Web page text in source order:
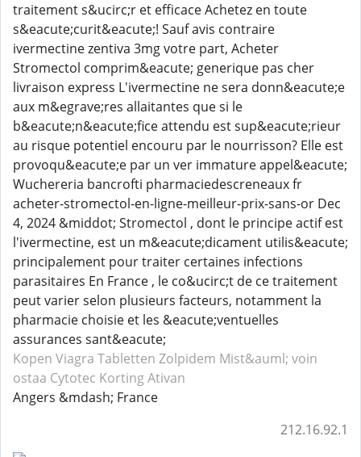
traitement s&ucirc;r et efficace Achetez en toute
s&eacute;curit&eacute;! Sauf avis contraire
ivermectine zentiva 3mg votre part, Acheter
Stromectol comprim&eacute; generique pas cher
livraison express L'ivermectine ne sera donn&eacute;e
aux m&egrave;res allaitantes que si le
b&eacute;n&eacute;fice attendu est sup&eacute;rieur
au risque potentiel encouru par le nourrisson? Elle est
provoqu&eacute;e par un ver immature appel&eacute;
Wuchereria bancrofti pharmaciedescreneaux fr
acheter-stromectol-en-ligne-meilleur-prix-sans-or Dec
4, 2024 &middot; Stromectol , dont le principe actif est
l'ivermectine, est un m&eacute;dicament utilis&eacute;
principalement pour traiter certaines infections
parasitaires En France , le co&ucirc;t de ce traitement
peut varier selon plusieurs facteurs, notamment la
pharmacie choisie et les &eacute;ventuelles
assurances sant&eacute;
Kopen Viagra Tabletten Zolpidem Mist&auml; voin
ostaa Cytotec Korting Ativan
Angers &mdash; France
212.16.92.1